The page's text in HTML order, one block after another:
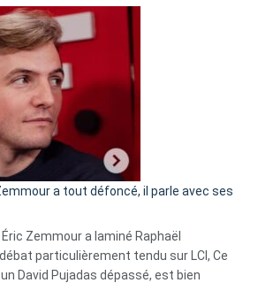
d’alliance
secrète
«
C’est
fake
news
»
a tout défoncé, il parle avec ses
Zemmour a laminé Raphaël
particulièrement tendu sur LCI, Ce
David Pujadas dépassé, est bien